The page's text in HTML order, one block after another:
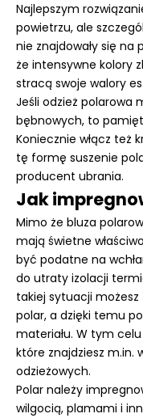
Najlepszym
powietrzu, ale
nie znajdowały się na
że intensywne kolory
stracą swoje walory
Jeśli odzież polarowa
bębnowych, to
Koniecznie włącz też
tę formę suszenie
producent ubrania.
Jak
Mimo że bluza
mają świetne
być podatne na
do utraty izolacji
takiej sytuacji
polar, a dzięki temu
materiału. W tym
które znajdziesz m.in.
odzieżowych.
Polar należy
wilgocią, plamami i